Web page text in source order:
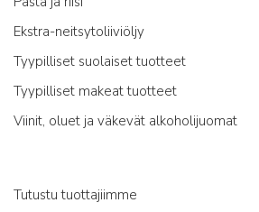
Ekstra-neitsytoliiviöljy
Tyypilliset suolaiset tuotteet
Tyypilliset makeat tuotteet
Viinit, oluet ja väkevät alkoholijuomat
Tutustu tuottajiimme